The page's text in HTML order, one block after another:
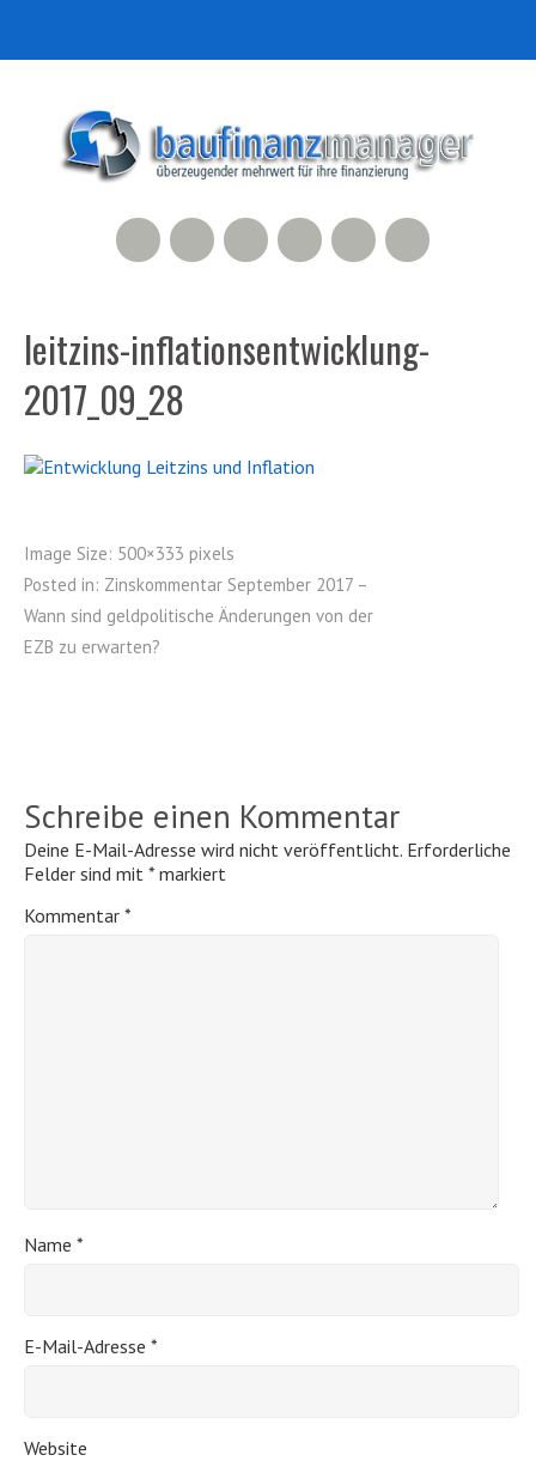
Facebook
500px
LinkedIn
Xing
RSS Feed
leitzins-inflationsentwicklung-
2017_09_28
Image Size: 500×333 pixels
Posted in: Zinskommentar September 2017 –
Wann sind geldpolitische Änderungen von der
EZB zu erwarten?
Schreibe einen Kommentar
Deine E-Mail-Adresse wird nicht veröffentlicht. Erforderliche
Felder sind mit * markiert
Kommentar *
Name *
E-Mail-Adresse *
Website